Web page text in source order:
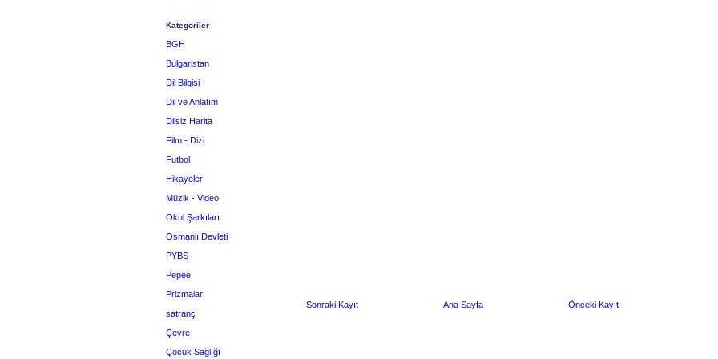
Sonraki Kayıt Önceki Kayıt
Ana Sayfa
Kategoriler
BGH
Bulgaristan
Dil Bilgisi
Dil ve Anlatım
Dilsiz Harita
Film - Dizi
Futbol
Hikayeler
Müzik - Video
Okul Şarkıları
Osmanlı Devleti
PYBS
Pepee
Prizmalar
satranç
Çevre
Çocuk Sağlığı